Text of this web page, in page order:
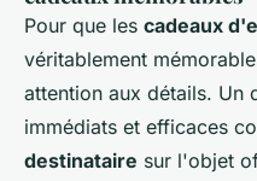
Pour que les cadeaux
véritablement
attention aux détails. Un
immédiats et efficaces
destinataire sur l'objet